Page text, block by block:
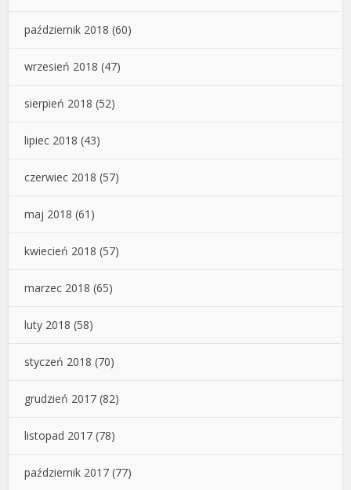
październik 2018 (60)
wrzesień 2018 (47)
sierpień 2018 (52)
lipiec 2018 (43)
czerwiec 2018 (57)
maj 2018 (61)
kwiecień 2018 (57)
marzec 2018 (65)
luty 2018 (58)
styczeń 2018 (70)
grudzień 2017 (82)
listopad 2017 (78)
październik 2017 (77)